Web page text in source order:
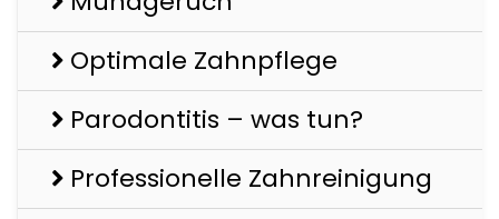
Optimale Zahnpflege
Parodontitis – was tun?
Professionelle Zahnreinigung